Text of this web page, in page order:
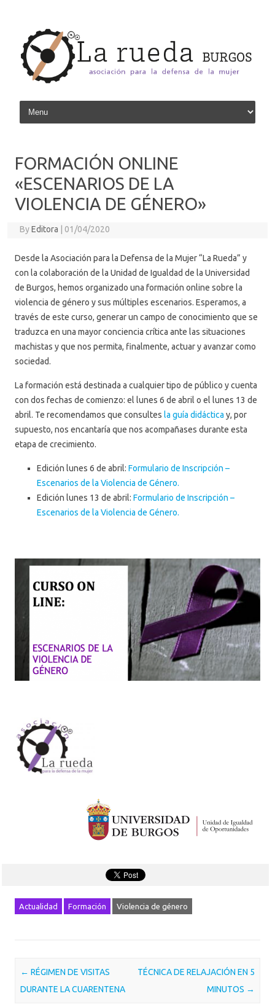
Skip to content
FORMACIÓN ONLINE
«ESCENARIOS DE LA
VIOLENCIA DE GÉNERO»
ByEditora | 01/04/2020
Desde la Asociación para la Defensa de la Mujer “La Rueda” y
con la colaboración de la Unidad de Igualdad de la Universidad
de Burgos, hemos organizado una formación online sobre la
violencia de género y sus múltiples escenarios. Esperamos, a
través de este curso, generar un campo de conocimiento que se
traduzca en una mayor conciencia crítica ante las situaciones
machistas y que nos permita, finalmente, actuar y avanzar como
sociedad.
La formación está destinada a cualquier tipo de público y cuenta
con dos fechas de comienzo: el lunes 6 de abril o el lunes 13 de
abril. Te recomendamos que consultes la guía didáctica y, por
supuesto, nos encantaría que nos acompañases durante esta
etapa de crecimiento.
Edición lunes 6 de abril: Formulario de Inscripción –
Escenarios de la Violencia de Género.
Edición lunes 13 de abril: Formulario de Inscripción –
Escenarios de la Violencia de Género.
Actualidad Formación Violencia de género
Post navigation
← RÉGIMEN DE VISITAS
DURANTE LA CUARENTENA
TÉCNICA DE RELAJACIÓN EN 5
MINUTOS →